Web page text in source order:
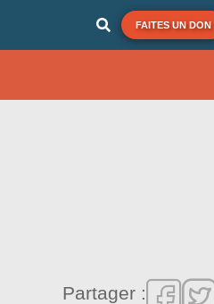
FAITES UN DON
Partager :